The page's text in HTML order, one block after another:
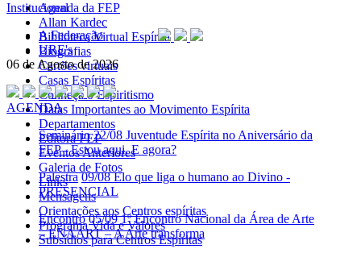
Agenda da FEP
Allan Kardec
Biblioteca Virtual Espírita
Biografias
Cartões virtuais
Casas Espíritas
Conheça o Espiritismo
Datas Importantes ao Movimento Espírita
Departamentos
Editora FEP
Eventos Anteriores
Galeria de Fotos
Links
Mensagens
Orientações aos Centros espíritas
Programa Vida e Valores
Subsídios para Centros Espíritas
Institucional
A Federação
URE's
06 de Agosto de 2026
AGENDA
Seminário 22/08 Juventude Espírita no Aniversário da
FEP - Estou aqui. E agora?
Palestra 09/08 Elo que liga o humano ao Divino -
PRESENCIAL
Encontro 05/09 1º Encontro Nacional da Área de Arte
– ENAART – A Arte transforma